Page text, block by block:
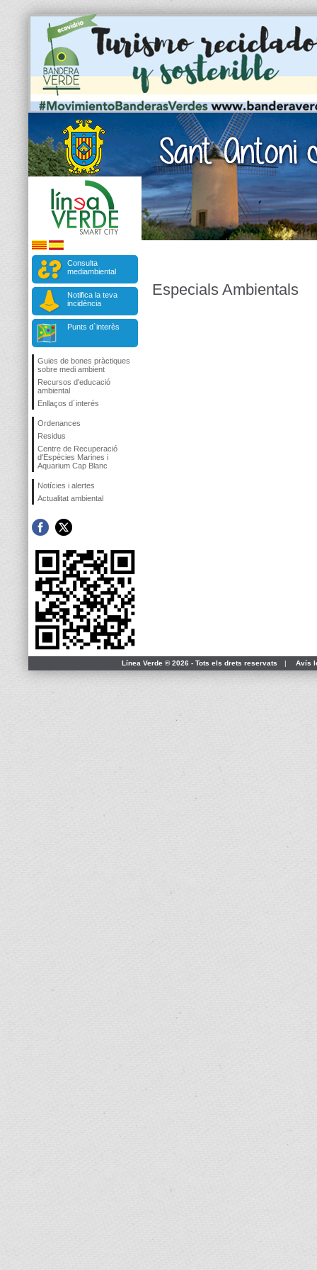
Consulta
mediambiental
Notifica la teva
incidència
Punts d`interès
Guies de bones pràctiques
sobre medi ambient
Recursos d'educació
ambiental
Enllaços d´interés
Ordenances
Residus
Centre de Recuperació
d'Espècies Marines i
Aquarium Cap Blanc
Notícies i alertes
Actualitat ambiental
Especials Ambientals
Línea Verde ® 2026 - Tots els drets reservats | Avís